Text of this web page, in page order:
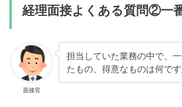
経理面接よくある質問②一
面接官
担当していた業務の中で、
たもの、得意なものは何です